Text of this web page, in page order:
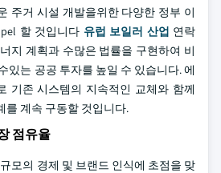
주거 시설 개발을위한 다양한 정부 이
할 것입니다 유럽 보일러 산업 연락
지 계획과 수많은 법률을 구현하여 비
있는 공공 투자를 높일 수 있습니다. 에
기존 시스템의 지속적인 교체와 함께
를 계속 구동할 것입니다.
점유율
모의 경제 및 브랜드 인식에 초점을 맞